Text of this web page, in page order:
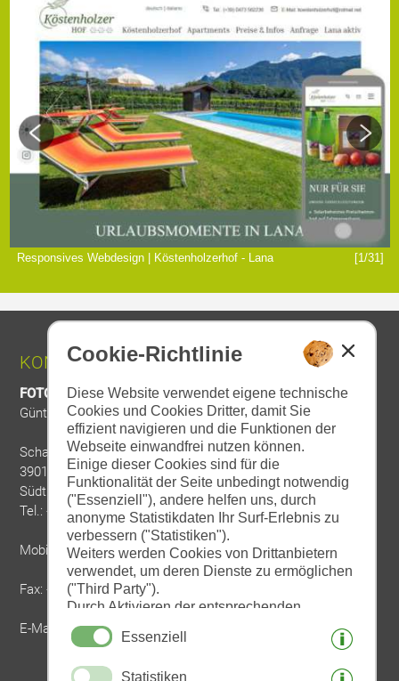
Cookie-Richtlinie
Diese Website verwendet eigene technische
Cookies und Cookies Dritter, damit Sie
effizient navigieren und die Funktionen der
Webseite einwandfrei nutzen können.
Einige dieser Cookies sind für die
Funktionalität der Seite unbedingt notwendig
("Essenziell"), andere helfen uns, durch
anonyme Statistikdaten Ihr Surf-Erlebnis zu
verbessern ("Statistiken").
Weiters werden Cookies von Drittanbietern
verwendet, um deren Dienste zu ermöglichen
("Third Party").
Durch Aktivieren der entsprechenden
Schaltflächen entscheiden Sie selbst, welche
Cookies zum Einsatz kommen.
"Auswahl speichern" oder "Auswahl
Essenziell
Statistiken
Responsives Webdesign | Köstenholzerhof - Lana [1/31]
KONTAKT:
FOTO DIETER DRESCHER
Günther Drescher
Schallhofweg 4a
39012 Meran
Südtirol
Tel.: +39 0473 234566
Mobil: +39 320 8342071
Fax: +39 0473 234106
E-Mail: info@drescher.it